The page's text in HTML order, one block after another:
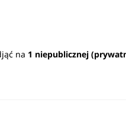
na 1 niepublicznej